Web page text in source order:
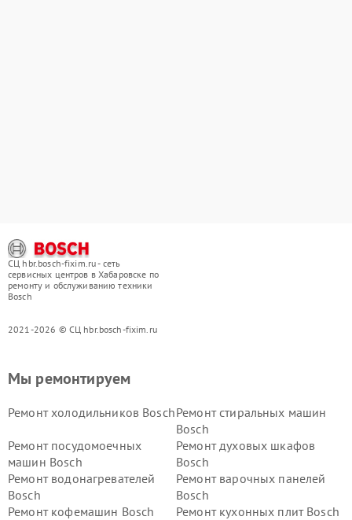
СЦ hbr.bosch-fixim.ru - сеть
сервисных центров в Хабаровске по
ремонту и обслуживанию техники
Bosch
2021-2026 © СЦ hbr.bosch-fixim.ru
Мы ремонтируем
Ремонт холодильников BoschРемонт стиральных машин
Bosch
Ремонт посудомоечных
машин Bosch
Ремонт духовых шкафов
Bosch
Ремонт водонагревателей
Bosch
Ремонт варочных панелей
Bosch
Ремонт кофемашин Bosch
Ремонт кухонных плит Bosch